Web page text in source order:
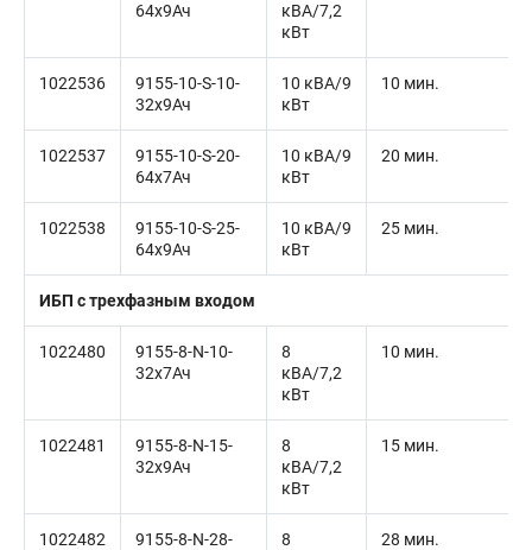
64x9Ач
кВА/7,2
кВт
1022536
9155-10-S-10-
32x9Ач
10 кВА/9
кВт
10 мин.
1022537
9155-10-S-20-
64x7Ач
10 кВА/9
кВт
20 мин.
1022538
9155-10-S-25-
64x9Ач
10 кВА/9
кВт
25 мин.
ИБП с трехфазным входом
1022480
9155-8-N-10-
32x7Ач
8
кВА/7,2
кВт
10 мин.
1022481
9155-8-N-15-
32x9Ач
8
кВА/7,2
кВт
15 мин.
1022482
9155-8-N-28-
8
28 мин.